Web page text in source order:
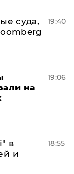
суда,
19:40
на
19:06
в
и
18:55